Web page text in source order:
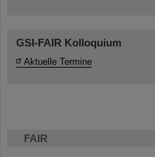
FAIR
GSI-FAIR Kolloquium
Aktuelle Termine